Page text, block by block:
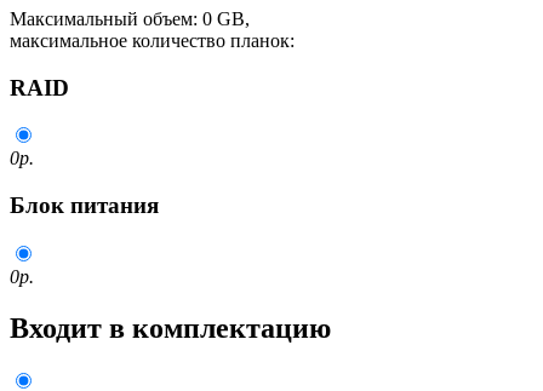
Максимальный объем: 0 GB,
максимальное количество планок:
RAID
0р.
Блок питания
0р.
Входит в комплектацию